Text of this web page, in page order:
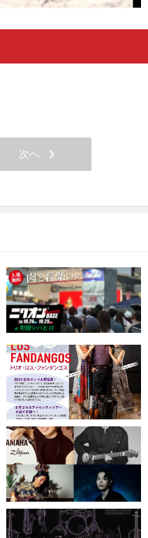
次へ chevron_right